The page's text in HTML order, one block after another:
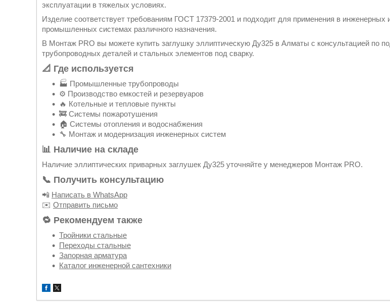
эксплуатации в тяжелых условиях.
Изделие соответствует требованиям ГОСТ 17379-2001 и подходит для применения в инженерных
промышленных системах различного назначения.
В Монтаж PRO вы можете купить заглушку эллиптическую Ду325 в Алматы с консультацией по
трубопроводных деталей и стальных элементов под сварку.
📐 Где используется
🏭 Промышленные трубопроводы
⚙️ Производство емкостей и резервуаров
🔥 Котельные и тепловые пункты
🚒 Системы пожаротушения
🏠 Системы отопления и водоснабжения
🔧 Монтаж и модернизация инженерных систем
📊 Наличие на складе
Наличие эллиптических приварных заглушек Ду325 уточняйте у менеджеров Монтаж PRO.
📞 Получить консультацию
📲 Написать в WhatsApp
✉️ Отправить письмо
🔁 Рекомендуем также
Тройники стальные
Переходы стальные
Запорная арматура
Каталог инженерной сантехники